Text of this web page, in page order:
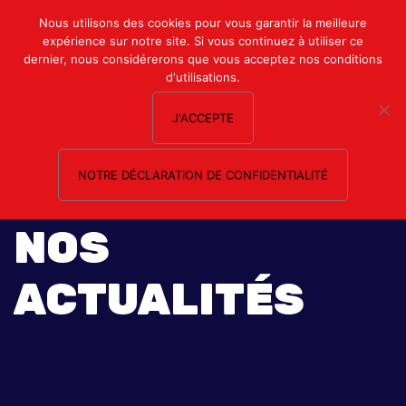
Mon compte
Nous contacter
NOS
ACTUALITÉS
Nous utilisons des cookies pour vous garantir la meilleure
expérience sur notre site. Si vous continuez à utiliser ce
dernier, nous considérerons que vous acceptez nos conditions
d'utilisations.
J'ACCEPTE
NOTRE DÉCLARATION DE CONFIDENTIALITÉ